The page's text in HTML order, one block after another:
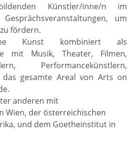
Künstler/inne/n im
um
fördern.
Kunst kombiniert als
mit Musik, Theater, Filmen,
Performancekünstlern,
gesamte Areal von Arts on
anderen mit
Wien, der österreichischen
und dem Goetheinstitut in